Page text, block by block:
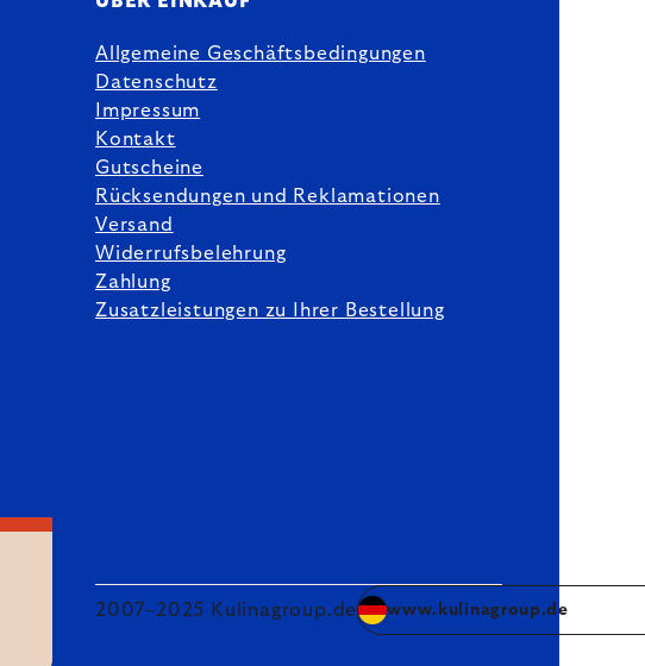
Allgemeine Geschäftsbedingungen
Datenschutz
Impressum
Kontakt
Gutscheine
Rücksendungen und Reklamationen
Versand
Widerrufsbelehrung
Zahlung
Zusatzleistungen zu Ihrer Bestellung
2007–2025 Kulinagroup.de www.kulinagroup.de